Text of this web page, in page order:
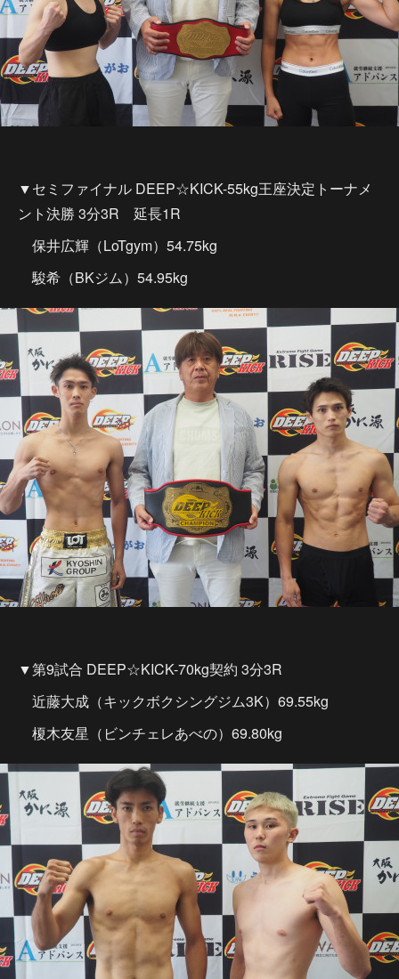
▼セミファイナル DEEP☆KICK-55kg王座決定トーナメ
ント決勝 3分3R 延長1R
保井広輝（LoTgym）54.75kg
駿希（BKジム）54.95kg
▼第9試合 DEEP☆KICK-70kg契約 3分3R
近藤大成（キックボクシングジム3K）69.55kg
榎木友星（ビンチェレあべの）69.80kg